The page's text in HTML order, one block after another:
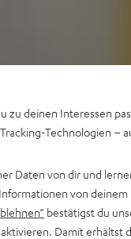
MOTIV®
zu deinen Interessen
Technologien –
Daten von dir und
von deinem
bestätigst du
Damit erhältst